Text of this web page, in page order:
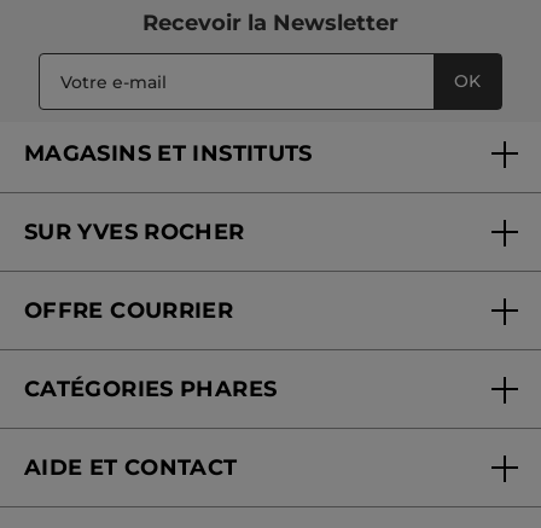
Recevoir la Newsletter
OK
MAGASINS ET INSTITUTS
Soins en institut
SUR YVES ROCHER
Nos engagements
Blog Act Beautiful
OFFRE COURRIER
CATÉGORIES PHARES
Promotions
AIDE ET CONTACT